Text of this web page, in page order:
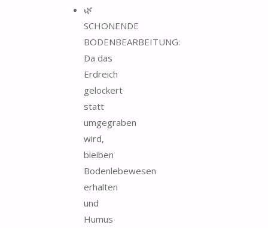
🌿
SCHONENDE
BODENBEARBEITUNG:
Da das
Erdreich
gelockert
statt
umgegraben
wird,
bleiben
Bodenlebewesen
erhalten
und
Humus